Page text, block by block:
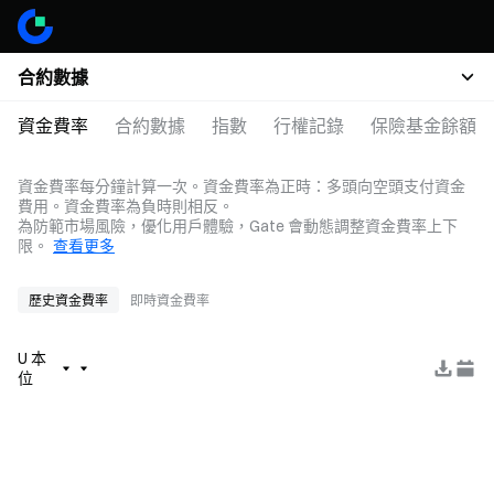
合約數據
資金費率 合約數據 指數 行權記錄 保險基金餘額
資金費率每分鐘計算一次。資金費率為正時：多頭向空頭支付資金
費用。資金費率為負時則相反。
為防範市場風險，優化用戶體驗，Gate 會動態調整資金費率上下
限。 查看更多
歷史資金費率 即時資金費率
U 本
位